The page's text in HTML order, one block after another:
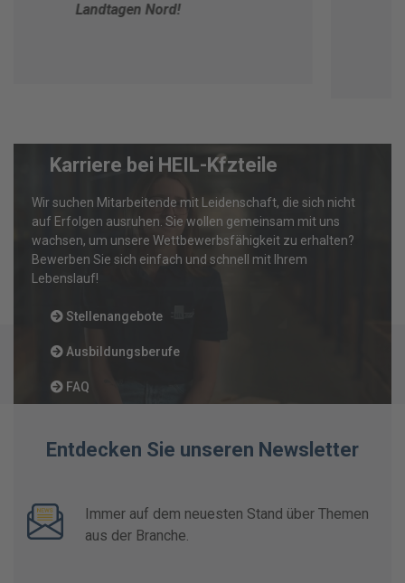
Landtagen Nord!
Karriere bei HEIL-Kfzteile
Wir suchen Mitarbeitende mit Leidenschaft, die sich nicht
auf Erfolgen ausruhen. Sie wollen gemeinsam mit uns
wachsen, um unsere Wettbewerbsfähigkeit zu erhalten?
Bewerben Sie sich einfach und schnell mit Ihrem
Lebenslauf!
Stellenangebote
Ausbildungsberufe
FAQ
Entdecken Sie unseren Newsletter
Immer auf dem neuesten Stand über Themen
aus der Branche.